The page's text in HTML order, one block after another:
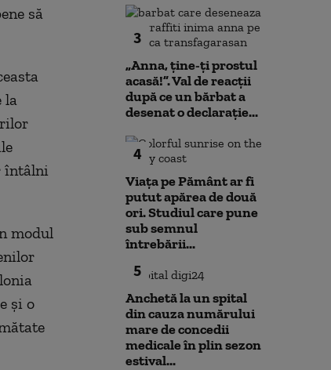
să
la
întâlni
modul
și o
3
„Anna, ţine-ţi prostul
acasă!”. Val de reacții
după ce un bărbat a
desenat o declarație...
4
Viața pe Pământ ar fi
putut apărea de două
ori. Studiul care pune
sub semnul
întrebării...
5
Anchetă la un spital
din cauza numărului
mare de concedii
medicale în plin sezon
estival...